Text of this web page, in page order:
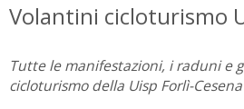
Volantini cicloturismo
Tutte le manifestazioni, i raduni e
cicloturismo della Uisp Forlì-